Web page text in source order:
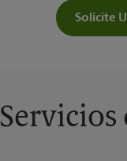
Solicite
Servicios